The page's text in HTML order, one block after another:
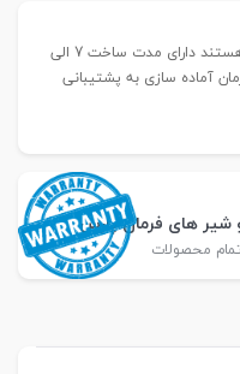
محصولاتی که در حالت پیش خرید هستند دارای مدت ساخت 7 الی
آماده سازی به پشتیبانی
شیر های فرمان پارس